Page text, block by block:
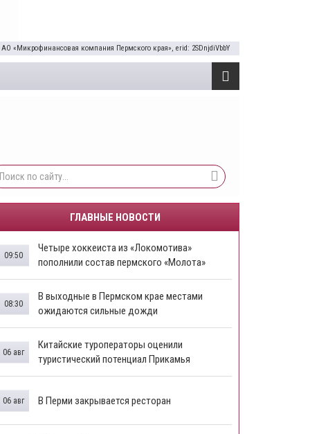
«Микрофинансовая компания Пермского края», erid: 2SDnjdiVbbY
ГЛАВНЫЕ НОВОСТИ
Четыре хоккеиста из «Локомотива»
пополнили состав пермского «Молота»
09:50
В выходные в Пермском крае местами
ожидаются сильные дожди
08:30
Китайские туроператоры оценили
туристический потенциал Прикамья
06 авг
В Перми закрывается ресторан
06 авг